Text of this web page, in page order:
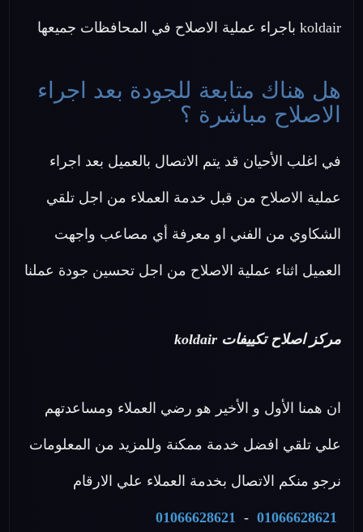
koldair باجراء عملية الاصلاح في المحافظات جميعها
هل هناك متابعة للجودة بعد اجراء
الاصلاح مباشرة ؟
في اغلب الأحيان قد يتم الاتصال بالعميل بعد اجراء
عملية الاصلاح من قبل خدمة العملاء من اجل تلقي
الشكاوي من الفني او معرفة أي مصاعب واجهت
العميل اثناء عملية الاصلاح من اجل تحسين جودة عملنا
مركز اصلاح تكييفات koldair
ان همنا الأول و الأخير هو رضي العملاء ومساعدتهم
علي تلقي افضل خدمة ممكنة وللمزيد من المعلومات
نرجو منكم الاتصال بخدمة العملاء علي الارقام
01066628621
-
01066628621